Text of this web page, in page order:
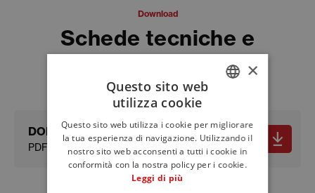
Download
Schede tecniche e
documenti
DOP
PDF - 293.02 KB
ENGLISH
FRENCH
×
Questo sito web
utilizza cookie
Questo sito web utilizza i cookie per migliorare
la tua esperienza di navigazione. Utilizzando il
nostro sito web acconsenti a tutti i cookie in
conformità con la nostra policy per i cookie.
Leggi di più